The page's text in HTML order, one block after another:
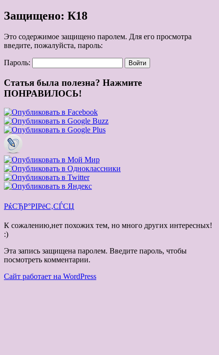
Защищено: К18
Это содержимое защищено паролем. Для его просмотра
введите, пожалуйста, пароль:
Пароль:
Статья была полезна? Нажмите
ПОНРАВИЛОСЬ!
РќСЂР°РІРёС‚СЃСЏ
К сожалению,нет похожих тем, но много других интересных!
:)
Эта запись защищена паролем. Введите пароль, чтобы
посмотреть комментарии.
Сайт работает на WordPress